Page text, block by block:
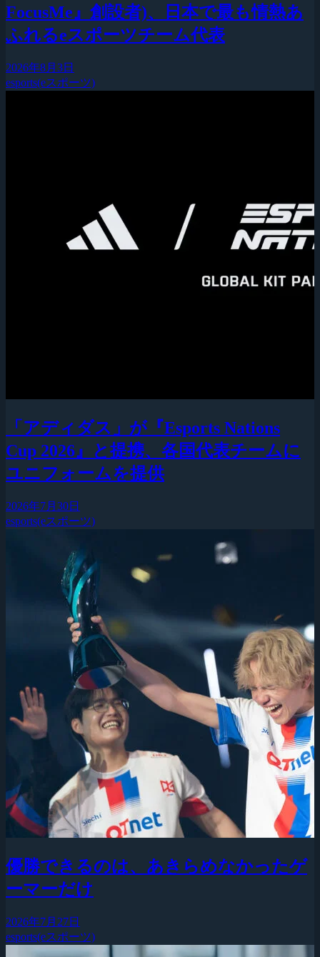
FocusMe』創設者)、日本で最も情熱あ
ふれるeスポーツチーム代表
2026年8月3日
esports(eスポーツ)
「アディダス」が『Esports Nations
Cup 2026』と提携、各国代表チームに
ユニフォームを提供
2026年7月30日
esports(eスポーツ)
優勝できるのは、あきらめなかったゲ
ーマーだけ
2026年7月27日
esports(eスポーツ)